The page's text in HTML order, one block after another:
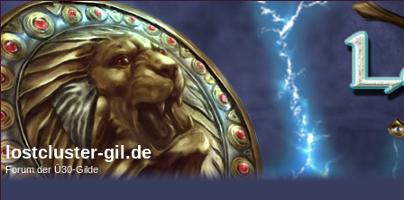
lostcluster-gil.de
Forum der Ü30-Gilde